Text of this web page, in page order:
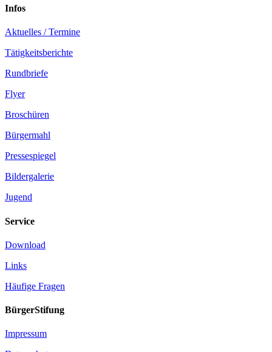
Infos
Aktuelles / Termine
Tätigkeitsberichte
Rundbriefe
Flyer
Broschüren
Bürgermahl
Pressespiegel
Bildergalerie
Jugend
Service
Download
Links
Häufige Fragen
BürgerStifung
Impressum